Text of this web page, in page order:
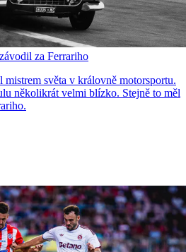
za Ferrariho
mistrem světa v královně motorsportu.
několikrát velmi blízko. Stejně to měl